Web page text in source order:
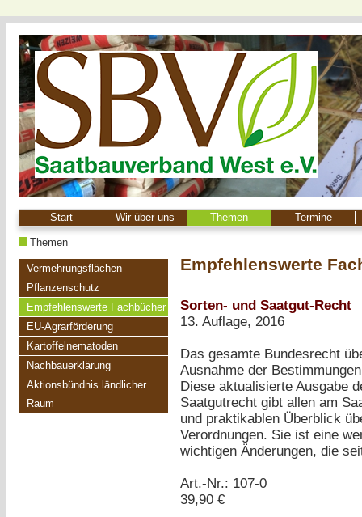
Start Wir über uns Themen Termine
Themen
Vermehrungsflächen
Pflanzenschutz
Empfehlenswerte Fachbücher
EU-Agrarförderung
Kartoffelnematoden
Nachbauerklärung
Aktionsbündnis ländlicher
Raum
Empfehlenswerte
Sorten- und Saatgut-Recht
13. Auflage, 2016
Das gesamte Bundesrecht
Ausnahme der
Diese aktualisierte Ausgabe
Saatgutrecht gibt allen am
und praktikablen Überblick
Verordnungen. Sie ist eine
wichtigen Änderungen, die
Art.-Nr.: 107-0
39,90 €